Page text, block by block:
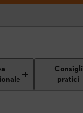
Consigli
pratici